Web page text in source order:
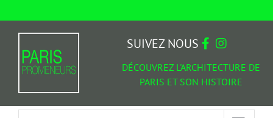
Aller à...
DÉCOUVREZ L'ARCHITECTURE DE
PARIS ET SON HISTOIRE
SUIVEZ NOUS